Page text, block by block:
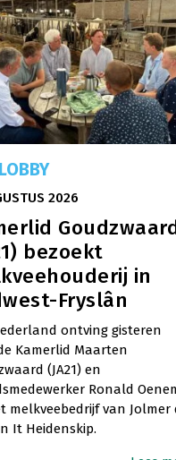
2026
bezoekt
in
Fryslân
ontving gisteren
Kamerlid Maarten
(JA21) en
Ronald
melkveebedrijf van Jolmer
It Heidenskip.